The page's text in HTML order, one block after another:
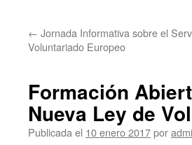
← Jornada Informativa sobre el
Voluntariado Europeo
Formación
Nueva Ley de
Publicada el 10 enero 2017por